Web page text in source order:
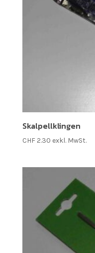
Skalpellklingen
CHF2.30 exkl. MwSt.